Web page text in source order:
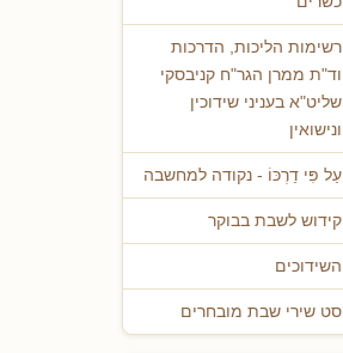
רשימות הליכות, הדרכות
וד"ת ממרן הגר"ח קניבסקי
שליט"א בעניני שידוכין
ונישואין
עַל פִּי דַרְכּוֹ - נקודה למחשבה
קידוש לשבת בבוקר
השידוכים
סט שירי שבת מובחרים